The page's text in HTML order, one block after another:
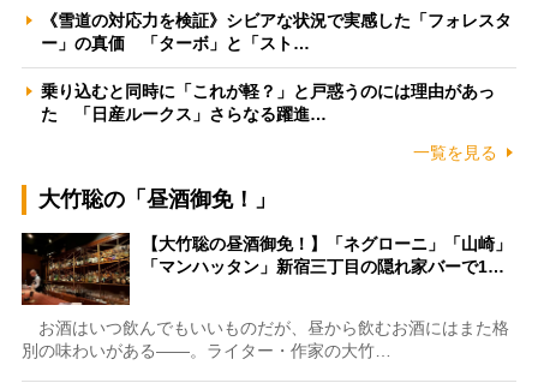
《雪道の対応力を検証》シビアな状況で実感した「フォレスタ
ー」の真価 「ターボ」と「スト…
乗り込むと同時に「これが軽？」と戸惑うのには理由があっ
た 「日産ルークス」さらなる躍進…
一覧を見る
大竹聡の「昼酒御免！」
【大竹聡の昼酒御免！】「ネグローニ」「山崎」
「マンハッタン」新宿三丁目の隠れ家バーで1…
お酒はいつ飲んでもいいものだが、昼から飲むお酒にはまた格
別の味わいがある――。ライター・作家の大竹…